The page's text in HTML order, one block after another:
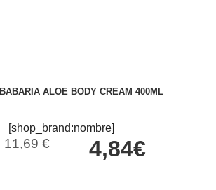
BABARIA ALOE BODY CREAM 400ML
[shop_brand:nombre]
11,69 € 4,84€